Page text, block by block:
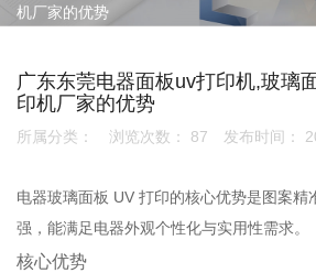
机厂家的优势
广东东莞电器面板uv打印机,玻璃
印机厂家的优势
所属分类： 浏览次数： 87 发布时间：
电器玻璃面板 UV 打印的核心优势是图案精
强，能满足电器外观个性化与实用性需求。
核心优势